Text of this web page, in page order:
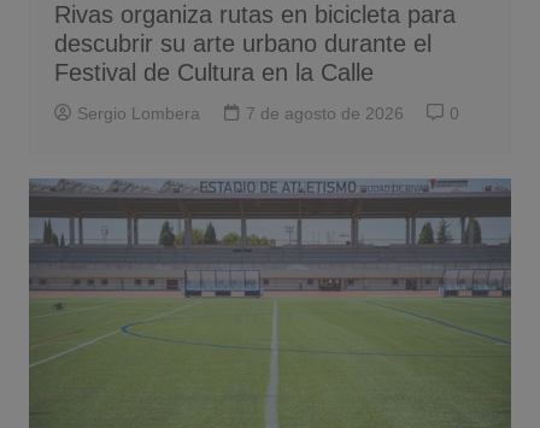
Rivas organiza rutas en bicicleta para
descubrir su arte urbano durante el
Festival de Cultura en la Calle
Sergio Lombera 7 de agosto de 2026 0